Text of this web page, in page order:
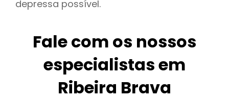
depressa possível.
Fale com os nossos
especialistas em
Ribeira Brava